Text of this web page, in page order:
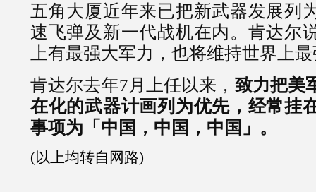
五角大厦近年来已把新武器发展列
速飞弹及新一代战机在内。肯达尔
上有最强大军力，也将维持世界上
肯达尔去年7月上任以来， 致力把美
在化的武器计画列为优先，经常挂
事项为「中国，中国，中国」。
(以上均转自网路)